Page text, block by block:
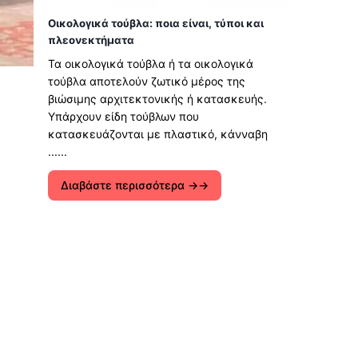
Οικολογικά τούβλα: ποια είναι, τύποι και
πλεονεκτήματα
Τα οικολογικά τούβλα ή τα οικολογικά
τούβλα αποτελούν ζωτικό μέρος της
βιώσιμης αρχιτεκτονικής ή κατασκευής.
Υπάρχουν είδη τούβλων που
κατασκευάζονται με πλαστικό, κάνναβη
......
Διαβάστε περισσότερα →